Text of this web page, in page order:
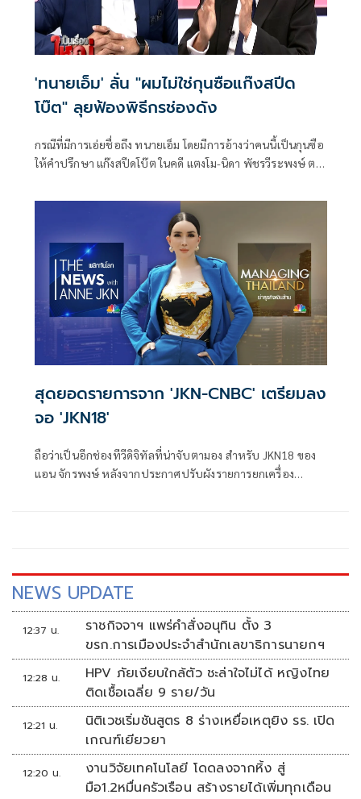
'ทนายเอ็ม' ลั่น "ผมไม่ใช่กุนซือแก๊งสปีด
โบ๊ต" ลุยฟ้องพิธีกรช่องดัง
กรณีที่มีการเอ่ยชื่อถึง ทนายเอ็ม โดยมีการอ้างว่าคนนี้เป็นกุนซือ
ให้คำปรึกษา แก๊งสปีดโบ๊ต ในคดี แตงโม-นิดา พัชรวีระพงษ์ ตก
ปนิวส์ มีการนำภาพหน้าของ นายรพิพงศ์ ปุณยจารุศิริ หรือ
ทนายเอ็ม มาโยงว่าเป็นบุคคลในข่าว รายการเป็นเรื่องใหญ่ ทาง
ช่อง JKN18 ดำเนินรายการโดย เพชร-กรุณพล เทียนสุวรรณ ได้
สัมภาษณ์ ทนายเอ็ม รพิพงศ์ กับเรื่องที่เกิดขึ้น
สุดยอดรายการจาก 'JKN-CNBC' เตรียมลง
จอ 'JKN18'
ถือว่าเป็นอีกช่องทีวีดิจิทัลที่น่าจับตามอง สำหรับ JKN18 ของ
แอน จักรพงษ์ หลังจากประกาศปรับผังรายการยกเครื่อง
JKN-CNBC ตอกย้ำการเป็นสถานีข่าวคุณภาพด้วยการนำเสนอที่
เข้าใจง่าย ตรงประเด็น
NEWS UPDATE
12:37 น.
ราชกิจจาฯ แพร่คำสั่งอนุทิน ตั้ง 3
ขรก.การเมืองประจำสำนักเลขาธิการนายกฯ
12:28 น.
HPV ภัยเงียบใกล้ตัว ชะล่าใจไม่ได้ หญิงไทย
ติดเชื้อเฉลี่ย 9 ราย/วัน
12:21 น.
นิติเวชเริ่มชันสูตร 8 ร่างเหยื่อเหตุยิง รร. เปิด
เกณฑ์เยียวยา
12:20 น.
งานวิจัยเทคโนโลยี โดดลงจากหิ้ง สู่
มือ1.2หมื่นครัวเรือน สร้างรายได้เพิ่มทุกเดือน